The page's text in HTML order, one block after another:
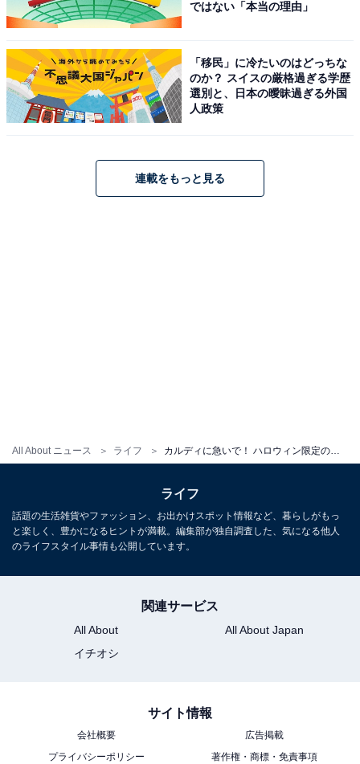
All About ニュース ライフ
フードを脱ぐことは可能
iPhone 11と比較
高さ約15cmのiPhone 11と並べると、ちょっと大きいく
らいのサイズ。例えば車の中に飾ったり、本棚にちょこ
んと置いたりしてもいいですよね。
ではない「本当の理由」
「移民」に冷たいのはどっちな
のか？ スイスの厳格過ぎる学歴
選別と、日本の曖昧過ぎる外国
人政策
連載をもっと見る
ライフ
話題の生活雑貨やファッション、お出かけスポット情報など、暮らしがもっ
と楽しく、豊かになるヒントが満載。編集部が独自調査した、気になる他人
のライフスタイル事情も公開しています。
関連サービス
All About
All About Japan
イチオシ
サイト情報
会社概要
広告掲載
プライバシーポリシー
著作権・商標・免責事項